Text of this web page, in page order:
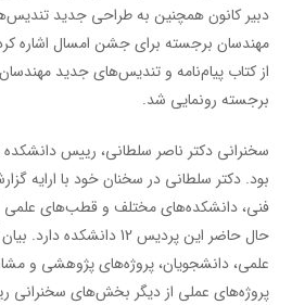
دبیر کانون همچنین به طراحی جدید
مهندسان برجسته برای جشن امسال اشاره
از کتاب پیام‌نامه و تندیس‌های جدید
برجسته رونمایی شد.
سخنرانی دکتر ناصر سلطانی، رییس
بود. دکتر سلطانی در سخنان خود با ارایه
فنی، دانشکده‌های مختلف و قطب‌های علمی
حال حاضر این پردیس 12
علمی، دانشجویان، پروژه‌های پژوهشی و
پروژه‌های عملی از دیگر بخش‌های سخنرانی